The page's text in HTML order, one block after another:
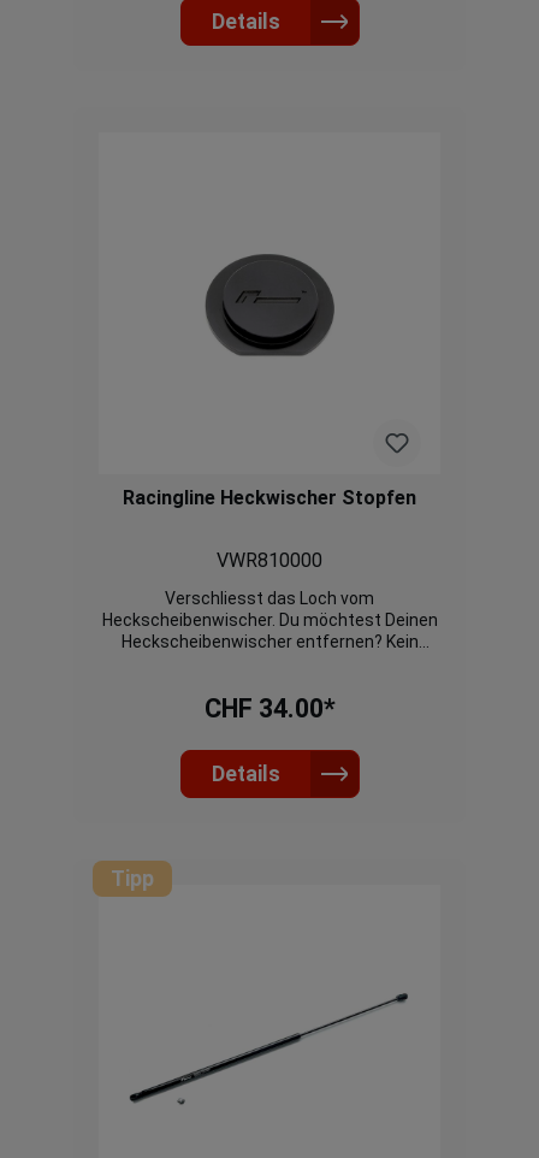
Details
Racingline Heckwischer Stopfen
VWR810000
Verschliesst das Loch vom
Heckscheibenwischer. Du möchtest Deinen
Heckscheibenwischer entfernen? Kein
Weise. Der Stopfen wird mit dem
eingeklebt.Gefertigt aus Aluminium,
Schwarz eloxiert.Passt für alle Modelle mit
einem 26.5mm Loch.
CHF 34.00*
Details
Tipp